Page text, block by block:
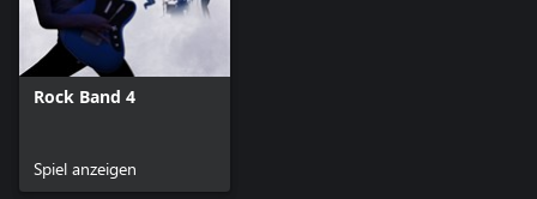
Rock Band 4
Spiel anzeigen